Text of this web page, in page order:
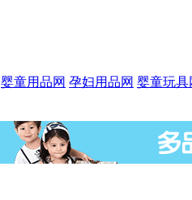
婴童用品网 孕妇用品网 婴童玩具